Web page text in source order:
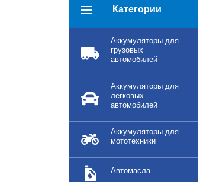
Категории
Аккумуляторы для
грузовых
автомобилей
Аккумуляторы для
легковых
автомобилей
Аккумуляторы для
мототехники
Автомасла